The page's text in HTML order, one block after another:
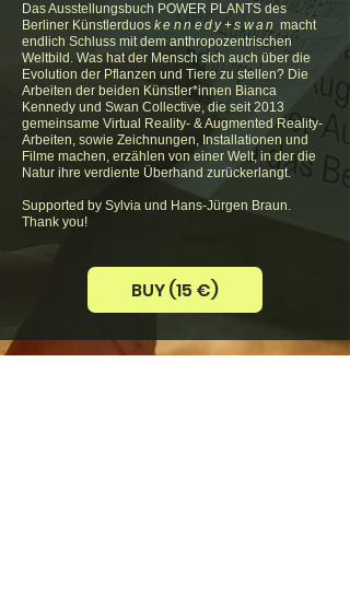
Das Ausstellungsbuch POWER PLANTS des
Berliner Künstlerduos kennedy+swan macht
endlich Schluss mit dem anthropozentrischen
Weltbild. Was hat der Mensch sich auch über die
Evolution der Pflanzen und Tiere zu stellen? Die
Arbeiten der beiden Künstler*innen Bianca
Kennedy und Swan Collective, die seit 2013
gemeinsame Virtual Reality- & Augmented Reality-
Arbeiten, sowie Zeichnungen, Installationen und
Filme machen, erzählen von einer Welt, in der die
Natur ihre verdiente Überhand zurückerlangt.
Supported by Sylvia und Hans-Jürgen Braun.
Thank you!
BUY (15 €)